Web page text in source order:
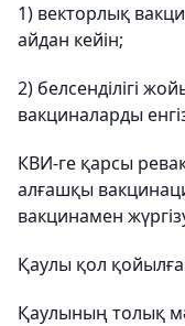
1) векторлық
айдан кейін;
2) белсенділігі
вакциналарды
КВИ-ге қарсы
алғашқы
вакцинамен
Қаулы қол
Қаулының толық